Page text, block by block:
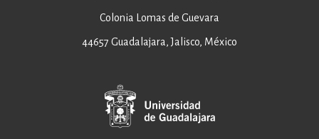
Colonia Lomas de Guevara
44657 Guadalajara, Jalisco, México